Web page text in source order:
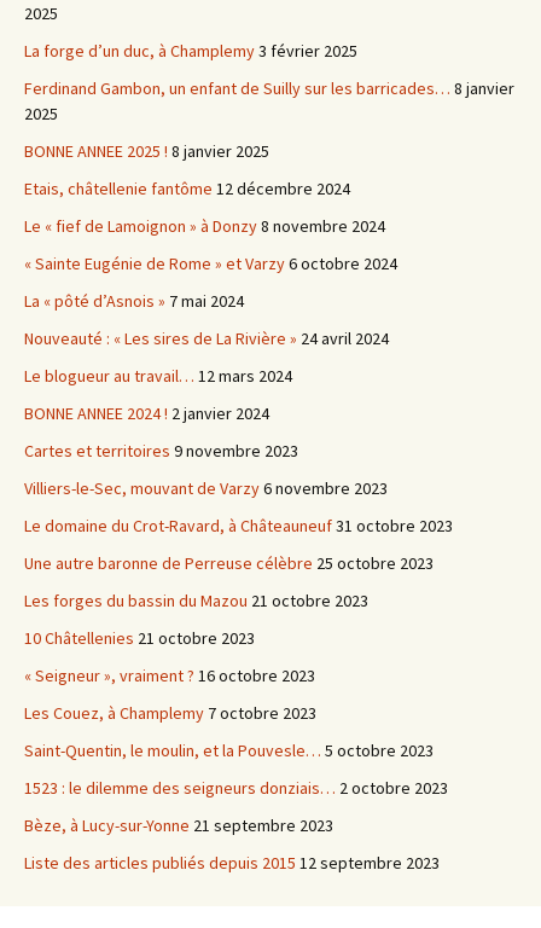
2025
La forge d’un duc, à Champlemy3 février 2025
Ferdinand Gambon, un enfant de Suilly sur les barricades… 8 janvier
2025
BONNE ANNEE 2025 ! 8 janvier 2025
Etais, châtellenie fantôme 12 décembre 2024
Le « fief de Lamoignon » à Donzy8 novembre 2024
« Sainte Eugénie de Rome » et Varzy6 octobre 2024
La « pôté d’Asnois » 7 mai 2024
Nouveauté : « Les sires de La Rivière » 24 avril 2024
Le blogueur au travail… 12 mars 2024
BONNE ANNEE 2024 ! 2 janvier 2024
Cartes et territoires 9 novembre 2023
Villiers-le-Sec, mouvant de Varzy6 novembre 2023
Le domaine du Crot-Ravard, à Châteauneuf31 octobre 2023
Une autre baronne de Perreuse célèbre 25 octobre 2023
Les forges du bassin du Mazou 21 octobre 2023
10 Châtellenies 21 octobre 2023
« Seigneur », vraiment ? 16 octobre 2023
Les Couez, à Champlemy 7 octobre 2023
Saint-Quentin, le moulin, et la Pouvesle… 5 octobre 2023
1523 : le dilemme des seigneurs donziais… 2 octobre 2023
Bèze, à Lucy-sur-Yonne 21 septembre 2023
Liste des articles publiés depuis 2015 12 septembre 2023